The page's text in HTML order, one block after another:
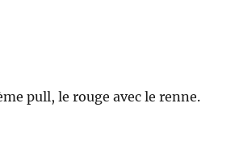
pull, le rouge avec le renne.